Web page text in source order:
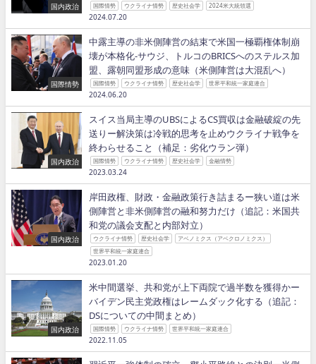
国内政治 国際情勢 ウクライナ情勢 歴史社会学 2024米大統領選
2024.07.20
国際情勢
中露主導の非米側陣営の結束で米国一極覇権体制崩
壊が本格化−サウジ、トルコのBRICSへのステルス加
盟、露朝同盟形成の意味（米側陣営は大混乱へ）
国際情勢 ウクライナ情勢 歴史社会学 世界平和統一家庭連合
2024.06.20
国内政治
スイス当局主導のUBSによるCS買収は金融破綻の先
送りー解決策は冷戦的思考を止めウクライナ戦争を
終わらせること（補足：劣化ウラン弾）
国際情勢 ウクライナ情勢 歴史社会学 金融情勢
2023.03.24
国内政治
岸田政権、財政・金融政策行き詰まるー狭い道は米
側陣営と非米側陣営の融和努力だけ（追記：米国共
和党の議会支配と内部対立）
ウクライナ情勢 歴史社会学
アベノミクス（アベクロノミクス）
世界平和統一家庭連合
2023.01.20
国内政治
米中間選挙、共和党が上下両院で過半数を獲得かー
バイデン民主党政権はレームダック化する（追記：
DSについての中間まとめ）
国際情勢 ウクライナ情勢 世界平和統一家庭連合
2022.11.05